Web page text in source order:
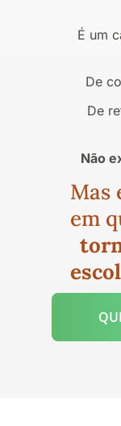
É um
De
De
Não
Mas
em